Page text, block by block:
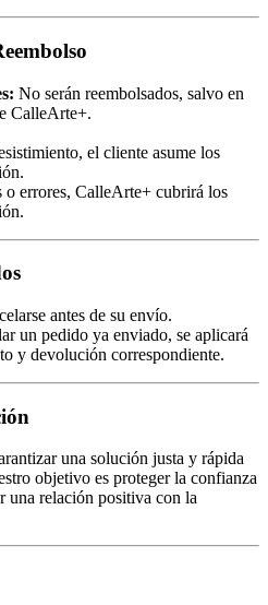
No serán reembolsados, salvo en
CalleArte+.
el cliente asume los
o errores, CalleArte+ cubrirá los
antes de su envío.
un pedido ya enviado, se aplicará
y devolución correspondiente.
una solución justa y rápida
objetivo es proteger la confianza
una relación positiva con la